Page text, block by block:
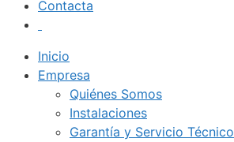
Contacta
Inicio
Empresa
Quiénes Somos
Instalaciones
Garantía y Servicio Técnico